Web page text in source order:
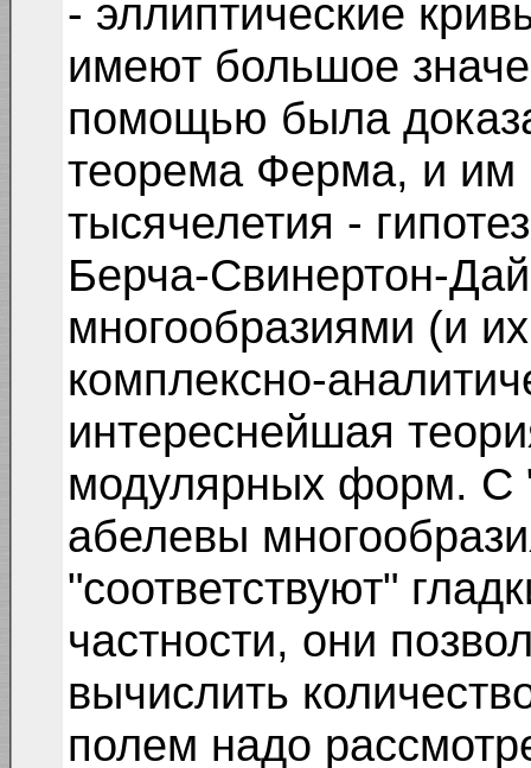
- эллиптические
имеют большое
помощью была
теорема Ферма, и им
тысячелетия -
Берча-Свинертон-
многообразиями (и их
комплексно-
интереснейшая
модулярных форм. С
абелевы
"соответствуют"
частности, они
вычислить
полем надо